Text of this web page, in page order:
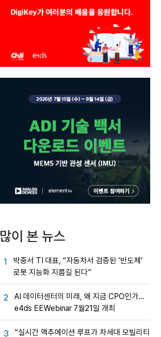
많이 본 뉴스
1
박중서 TI 대표, “자동차서 검증된 ‘반도체’
로봇 지능화 지름길 된다”
2
AI 데이터센터의 미래, 왜 지금 CPO인가…
e4ds EEWebinar 7월21일 개최
3
“실시간 액추에이션 루프가 차세대 모빌리티